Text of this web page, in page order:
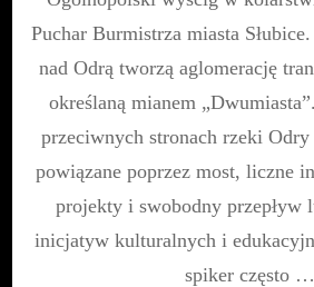
Puchar Burmistrza miasta
nad Odrą tworzą aglomerację
określaną mianem
przeciwnych stronach rzeki Odry
powiązane poprzez most, liczne
projekty i swobodny przepływ
inicjatyw kulturalnych i
spiker często …